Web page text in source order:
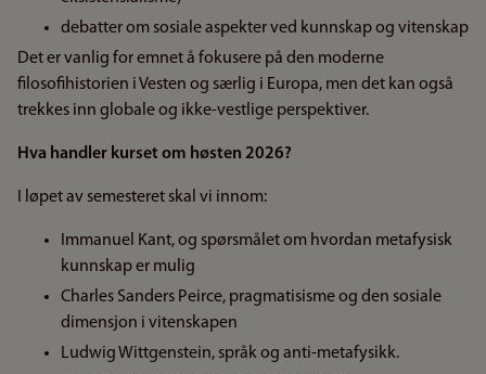
debatter om sosiale aspekter ved kunnskap og vitenskap
Det er vanlig for emnet å fokusere på den moderne
filosofihistorien i Vesten og særlig i Europa, men det kan også
trekkes inn globale og ikke-vestlige perspektiver.
Hva handler kurset om høsten 2026?
I løpet av semesteret skal vi innom:
Immanuel Kant, og spørsmålet om hvordan metafysisk
kunnskap er mulig
Charles Sanders Peirce, pragmatisisme og den sosiale
dimensjon i vitenskapen
Ludwig Wittgenstein, språk og anti-metafysikk.